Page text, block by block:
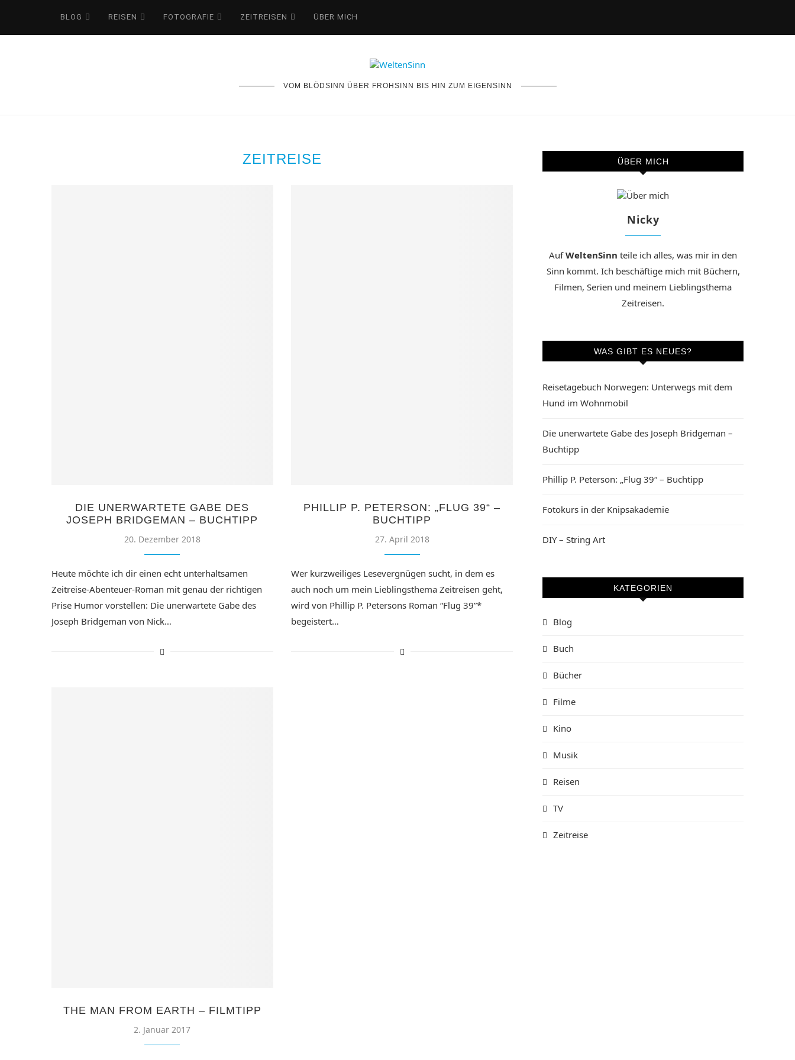
BLOG REISEN FOTOGRAFIE ZEITREISEN ÜBER MICH
VOM BLÖDSINN ÜBER FROHSINN BIS HIN ZUM EIGENSINN
ZEITREISE
DIE UNERWARTETE GABE DES
JOSEPH BRIDGEMAN – BUCHTIPP
20. Dezember 2018
Heute möchte ich dir einen echt unterhaltsamen
Zeitreise-Abenteuer-Roman mit genau der richtigen
Prise Humor vorstellen: Die unerwartete Gabe des
Joseph Bridgeman von Nick…
PHILLIP P. PETERSON: „FLUG 39“ –
BUCHTIPP
27. April 2018
Wer kurzweiliges Lesevergnügen sucht, in dem es
auch noch um mein Lieblingsthema Zeitreisen geht,
wird von Phillip P. Petersons Roman “Flug 39”*
begeistert…
THE MAN FROM EARTH – FILMTIPP
2. Januar 2017
ÜBER MICH
Nicky
AufWeltenSinn teile ich alles, was mir in den
Sinn kommt. Ich beschäftige mich mit Büchern,
Filmen, Serien und meinem Lieblingsthema
Zeitreisen.
WAS GIBT ES NEUES?
Reisetagebuch Norwegen: Unterwegs mit dem
Hund im Wohnmobil
Die unerwartete Gabe des Joseph Bridgeman –
Buchtipp
Phillip P. Peterson: „Flug 39“ – Buchtipp
Fotokurs in der Knipsakademie
DIY – String Art
KATEGORIEN
Blog
Buch
Bücher
Filme
Kino
Musik
Reisen
TV
Zeitreise